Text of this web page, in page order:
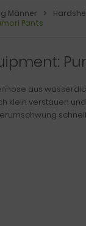
Männer
Pants
aus
klein verstauen